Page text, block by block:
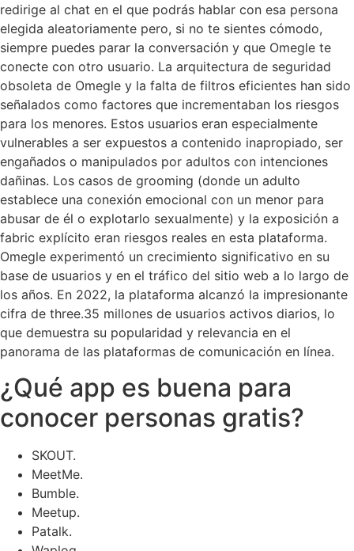
redirige al chat en el que podrás hablar con esa persona
elegida aleatoriamente pero, si no te sientes cómodo,
siempre puedes parar la conversación y que Omegle te
conecte con otro usuario. La arquitectura de seguridad
obsoleta de Omegle y la falta de filtros eficientes han sido
señalados como factores que incrementaban los riesgos
para los menores. Estos usuarios eran especialmente
vulnerables a ser expuestos a contenido inapropiado, ser
engañados o manipulados por adultos con intenciones
dañinas. Los casos de grooming (donde un adulto
establece una conexión emocional con un menor para
abusar de él o explotarlo sexualmente) y la exposición a
fabric explícito eran riesgos reales en esta plataforma.
Omegle experimentó un crecimiento significativo en su
base de usuarios y en el tráfico del sitio web a lo largo de
los años. En 2022, la plataforma alcanzó la impresionante
cifra de three.35 millones de usuarios activos diarios, lo
que demuestra su popularidad y relevancia en el
panorama de las plataformas de comunicación en línea.
¿Qué app es buena para
conocer personas gratis?
SKOUT.
MeetMe.
Bumble.
Meetup.
Patalk.